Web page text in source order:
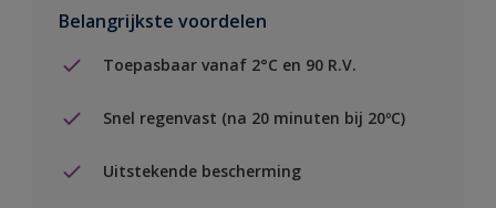
Belangrijkste voordelen
Toepasbaar vanaf 2°C en 90 R.V.
Snel regenvast (na 20 minuten bij 20ºC)
Uitstekende bescherming